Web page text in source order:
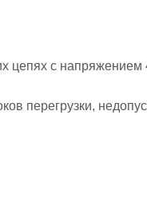
цепях с напряжением
перегрузки,